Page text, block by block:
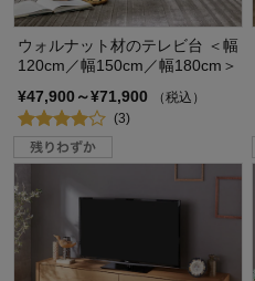
ウォルナット材のテレビ台 ＜幅
120cm／幅150cm／幅180cm＞
¥47,900～¥71,900
（税込）
(3)